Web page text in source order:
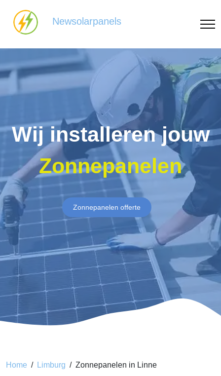
Newsolarpanels
Wij installeren jouw
Zonnepanelen
Zonnepanelen offerte
Home Limburg Zonnepanelen in Linne